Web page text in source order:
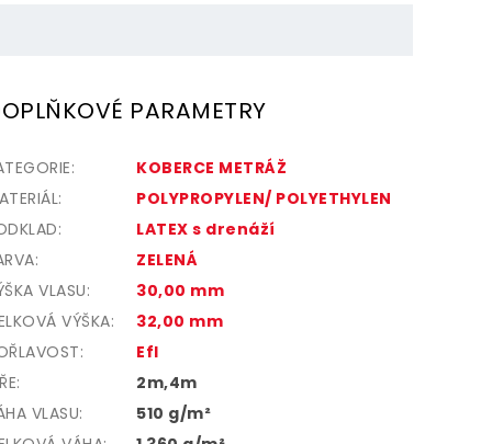
PARAMETRY
:
KOBERCE METRÁŽ
:
POLYPROPYLEN/ POLYETHYLEN
:
LATEX s drenáží
:
ZELENÁ
VLASU:
30,00 mm
VÝŠKA:
32,00 mm
:
Efl
:
2m,4m
VLASU:
510 g/m²